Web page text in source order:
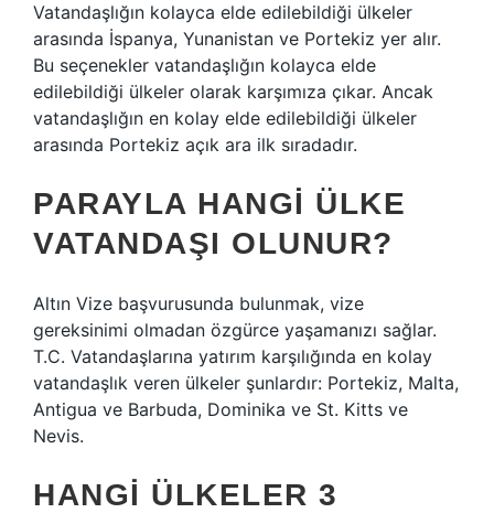
Vatandaşlığın kolayca elde edilebildiği ülkeler
arasında İspanya, Yunanistan ve Portekiz yer alır.
Bu seçenekler vatandaşlığın kolayca elde
edilebildiği ülkeler olarak karşımıza çıkar. Ancak
vatandaşlığın en kolay elde edilebildiği ülkeler
arasında Portekiz açık ara ilk sıradadır.
PARAYLA HANGI ÜLKE
VATANDAŞI OLUNUR?
Altın Vize başvurusunda bulunmak, vize
gereksinimi olmadan özgürce yaşamanızı sağlar.
T.C. Vatandaşlarına yatırım karşılığında en kolay
vatandaşlık veren ülkeler şunlardır: Portekiz, Malta,
Antigua ve Barbuda, Dominika ve St. Kitts ve
Nevis.
HANGI ÜLKELER 3